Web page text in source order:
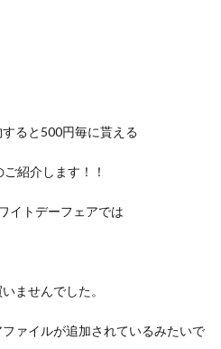
ると500円毎に貰える
紹介します！！
イトデーフェアでは
ませんでした。
ァイルが追加されているみたいで